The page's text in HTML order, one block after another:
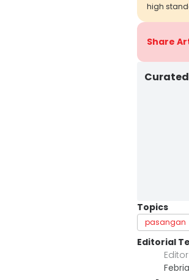
high
Share
Curated
Topics
pasangan
Editorial
Editor